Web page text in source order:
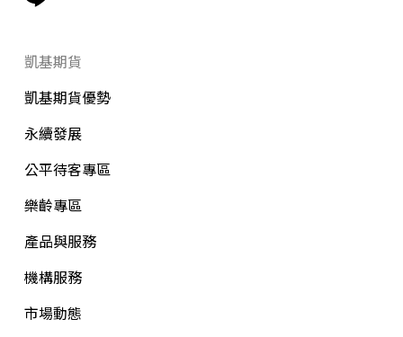
凱基期貨
凱基期貨優勢
永續發展
公平待客專區
樂齡專區
產品與服務
機構服務
市場動態